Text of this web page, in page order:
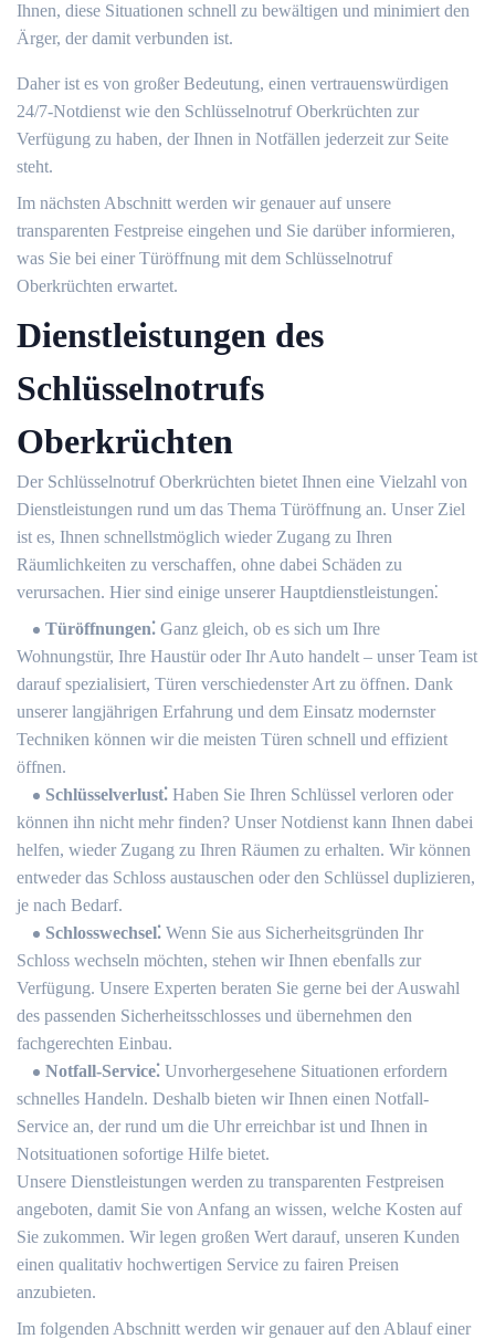
Ihnen, diese Situationen schnell zu bewältigen und minimiert den
Ärger, der damit verbunden ist.​
Daher ist es von großer Bedeutung, einen vertrauenswürdigen
24/7-Notdienst wie den Schlüsselnotruf Oberkrüchten zur
Verfügung zu haben, der Ihnen in Notfällen jederzeit zur Seite
steht.​
Im nächsten Abschnitt werden wir genauer auf unsere
transparenten Festpreise eingehen und Sie darüber informieren,
was Sie bei einer Türöffnung mit dem Schlüsselnotruf
Oberkrüchten erwartet.​
Dienstleistungen des
Schlüsselnotrufs
Oberkrüchten
Der Schlüsselnotruf Oberkrüchten bietet Ihnen eine Vielzahl von
Dienstleistungen rund um das Thema Türöffnung an.​ Unser Ziel
ist es, Ihnen schnellstmöglich wieder Zugang zu Ihren
Räumlichkeiten zu verschaffen, ohne dabei Schäden zu
verursachen.​ Hier sind einige unserer Hauptdienstleistungen⁚
Türöffnungen⁚ Ganz gleich, ob es sich um Ihre
Wohnungstür, Ihre Haustür oder Ihr Auto handelt – unser Team ist
darauf spezialisiert, Türen verschiedenster Art zu öffnen. Dank
unserer langjährigen Erfahrung und dem Einsatz modernster
Techniken können wir die meisten Türen schnell und effizient
öffnen.​
Schlüsselverlust⁚ Haben Sie Ihren Schlüssel verloren oder
können ihn nicht mehr finden?​ Unser Notdienst kann Ihnen dabei
helfen, wieder Zugang zu Ihren Räumen zu erhalten.​ Wir können
entweder das Schloss austauschen oder den Schlüssel duplizieren,
je nach Bedarf.​
Schlosswechsel⁚ Wenn Sie aus Sicherheitsgründen Ihr
Schloss wechseln möchten, stehen wir Ihnen ebenfalls zur
Verfügung.​ Unsere Experten beraten Sie gerne bei der Auswahl
des passenden Sicherheitsschlosses und übernehmen den
fachgerechten Einbau.​
Notfall-Service⁚ Unvorhergesehene Situationen erfordern
schnelles Handeln. Deshalb bieten wir Ihnen einen Notfall-
Service an, der rund um die Uhr erreichbar ist und Ihnen in
Notsituationen sofortige Hilfe bietet.​
Unsere Dienstleistungen werden zu transparenten Festpreisen
angeboten, damit Sie von Anfang an wissen, welche Kosten auf
Sie zukommen.​ Wir legen großen Wert darauf, unseren Kunden
einen qualitativ hochwertigen Service zu fairen Preisen
anzubieten.​
Im folgenden Abschnitt werden wir genauer auf den Ablauf einer